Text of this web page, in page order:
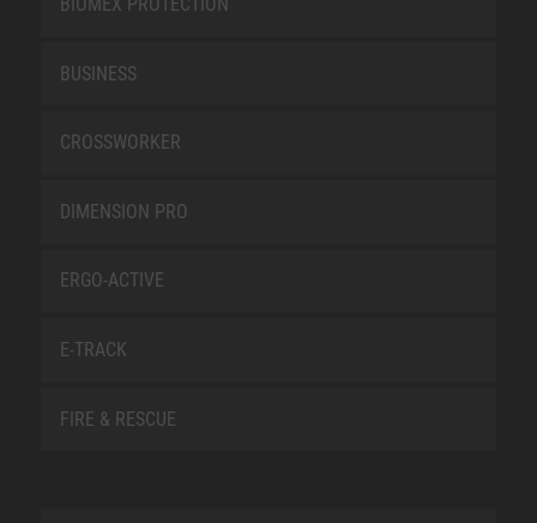
BUSINESS
CROSSWORKER
DIMENSION PRO
ERGO-ACTIVE
E-TRACK
FIRE & RESCUE